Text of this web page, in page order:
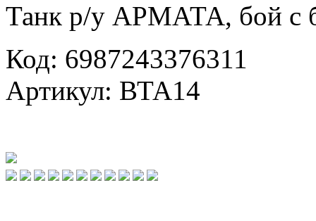
Танк р/у АРМАТА, бой с
Код: 6987243376311
Артикул: ВТА14